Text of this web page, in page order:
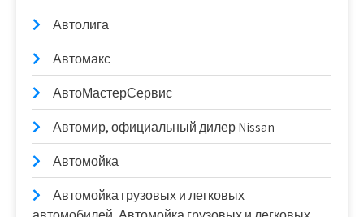
Автолига
Автомакс
АвтоМастерСервис
Автомир, официальный дилер Nissan
Автомойка
Автомойка грузовых и легковых